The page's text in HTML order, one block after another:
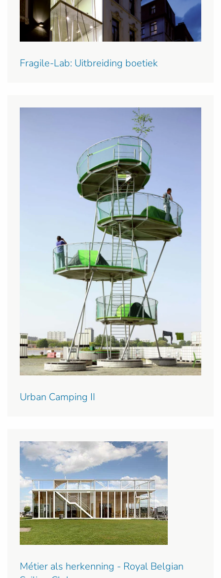
Fragile-Lab: Uitbreiding boetiek
Urban Camping II
Métier als herkenning - Royal Belgian